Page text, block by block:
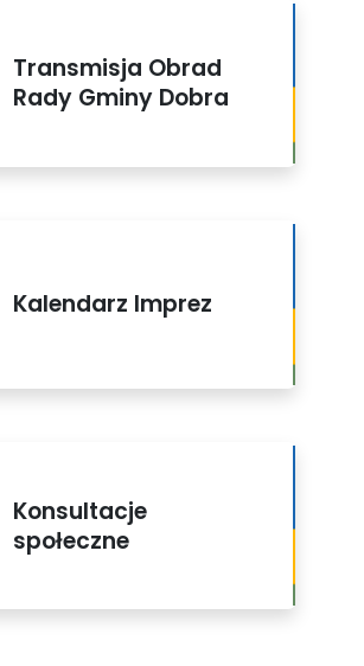
Transmisja Obrad
Rady Gminy Dobra
Kalendarz Imprez
Konsultacje
społeczne